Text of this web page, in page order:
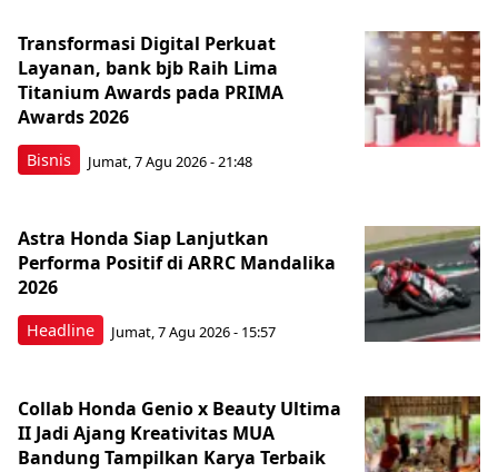
Bisnis
Transformasi Digital Perkuat
Layanan, bank bjb Raih Lima
Titanium Awards pada PRIMA
Awards 2026
Jumat, 7 Agu 2026 - 21:48
Headline
Astra Honda Siap Lanjutkan
Performa Positif di ARRC Mandalika
2026
Jumat, 7 Agu 2026 - 15:57
Collab Honda Genio x Beauty Ultima
II Jadi Ajang Kreativitas MUA
Bandung Tampilkan Karya Terbaik